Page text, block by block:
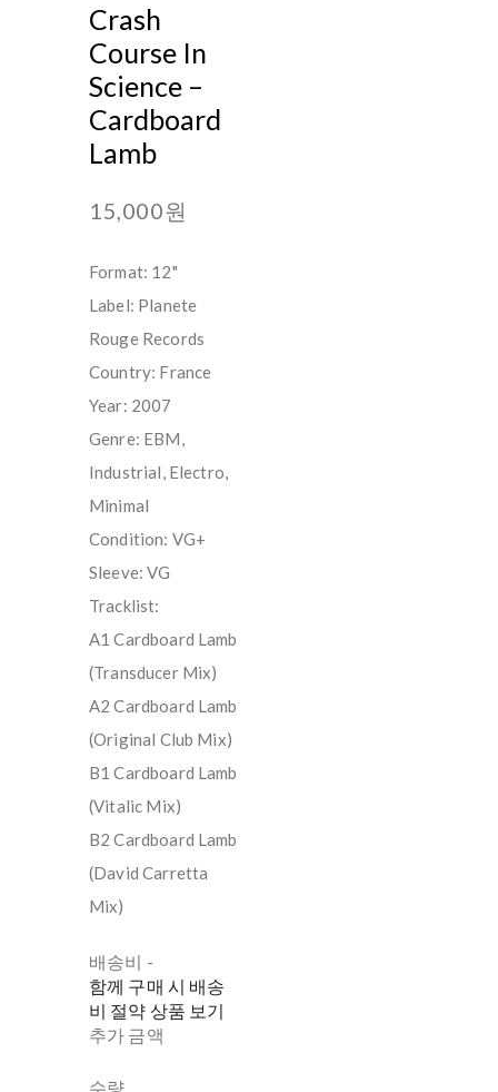
Crash
Course In
Science –
Cardboard
Lamb
15,000원
Format: 12"
Label: Planete
Rouge Records
Country: France
Year: 2007
Genre: EBM,
Industrial, Electro,
Minimal
Condition: VG+
Sleeve: VG
Tracklist:
A1 Cardboard Lamb
(Transducer Mix)
A2 Cardboard Lamb
(Original Club Mix)
B1 Cardboard Lamb
(Vitalic Mix)
B2 Cardboard Lamb
(David Carretta
Mix)
배송비 -
함께 구매 시 배송
비 절약 상품 보기
추가 금액
수량